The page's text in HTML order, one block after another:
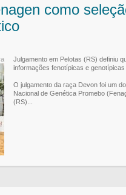
como
Julgamento em Pelotas (RS) definiu
informações fenotípicas e
O julgamento da raça Devon foi um
Nacional de Genética Promebo
(RS)...